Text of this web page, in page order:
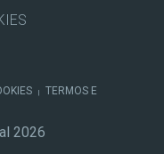
|
TERMOS E
2026